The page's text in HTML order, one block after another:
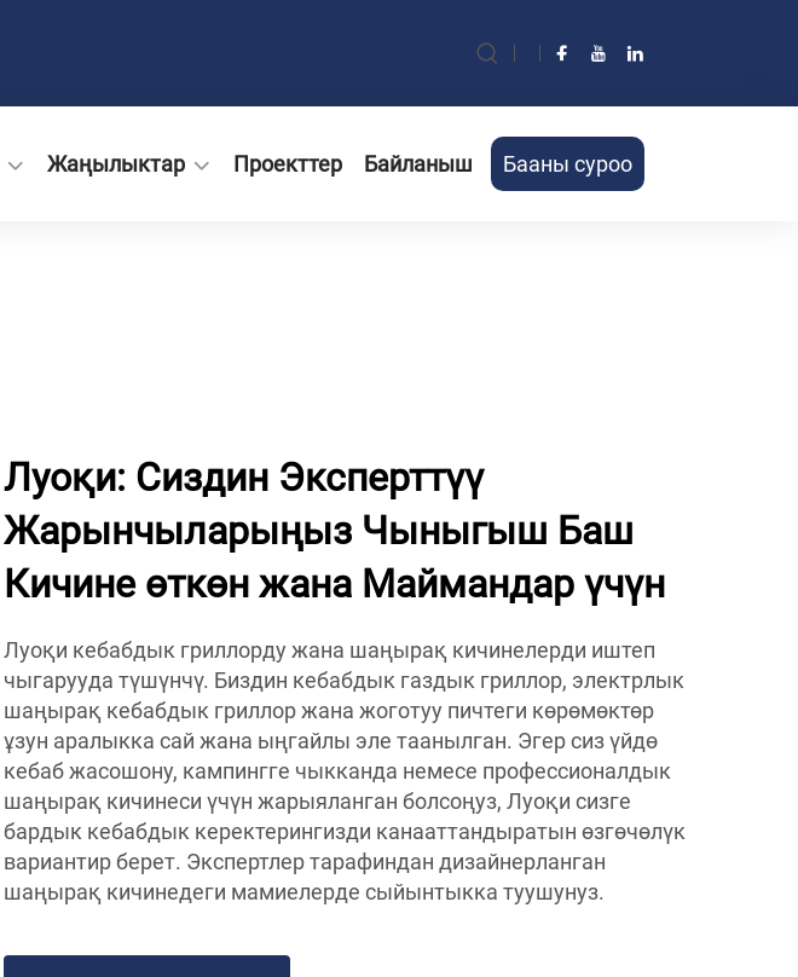
Жаңылыктар Проекттер Байланыш Бааны суроо
Луоқи: Сиздин Эксперттүү
Жарынчыларыңыз Чыныгыш Баш
Кичине өткөн жана Маймандар үчүн
Луоқи кебабдык гриллорду жана шаңырақ кичинелерди иштеп
чыгарууда түшүнчү. Биздин кебабдык газдык гриллор, электрлык
шаңырақ кебабдык гриллор жана жоготуу пичтеги көрөмөктөр
ұзун аралыкка сай жана ыңгайлы эле таанылган. Эгер сиз үйдө
кебаб жасошону, кампингге чыкканда немесе профессионалдык
шаңырақ кичинеси үчүн жарыяланган болсоңуз, Луоқи сизге
бардык кебабдык керектерингизди канааттандыратын өзгөчөлүк
вариантир берет. Экспертлер тарафиндан дизайнерланган
шаңырақ кичинедеги мамиелерде сыйынтыкка туушунуз.